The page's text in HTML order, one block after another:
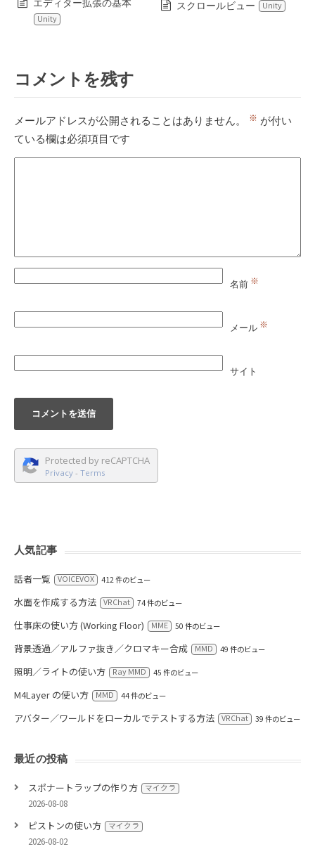
Unity
スクロールビュー Unity
コメントを残す
メールアドレスが公開されることはありません。 ※ が付い
ている欄は必須項目です
名前 ※
メール ※
サイト
Protected by reCAPTCHA
Privacy - Terms
人気記事
話者一覧 VOICEVOX 412 件のビュー
水面を作成する方法 VRChat 74 件のビュー
仕事床の使い方 (Working Floor) MME 50 件のビュー
背景透過／アルファ抜き／クロマキー合成 MMD 49 件のビュー
照明／ライトの使い方 Ray MMD 45 件のビュー
M4Layer の使い方 MMD 44 件のビュー
アバター／ワールドをローカルでテストする方法 VRChat 39 件のビュー
最近の投稿
スポナートラップの作り方 マイクラ
2026-08-08
ピストンの使い方 マイクラ
2026-08-02